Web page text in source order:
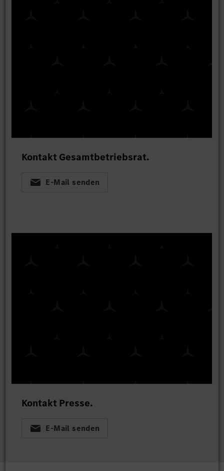
Kontakt Gesamtbetriebsrat.
E-Mail senden
Kontakt Presse.
E-Mail senden